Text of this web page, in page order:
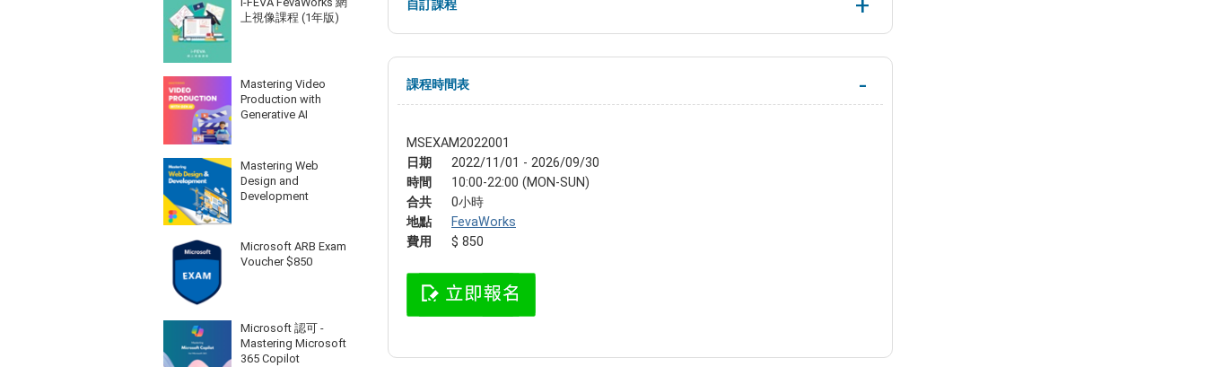
上視像課程 (1年版)
Mastering Video
Production with
Generative AI
Mastering Web
Design and
Development
Microsoft ARB Exam
Voucher $850
Microsoft 認可 -
Mastering Microsoft
365 Copilot
自訂課程
課程時間表
MSEXAM2022001
日期
2022/11/01 - 2026/09/30
時間
10:00-22:00 (MON-SUN)
合共
0小時
地點
FevaWorks
費用
$ 850